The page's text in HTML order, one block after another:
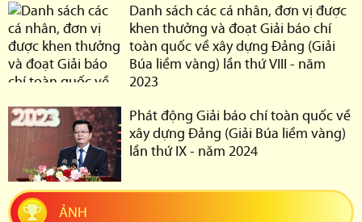
Danh sách các cá nhân, đơn vị được
khen thưởng và đoạt Giải báo chí
toàn quốc về xây dựng Đảng (Giải
Búa liềm vàng) lần thứ VIII - năm
2023
Phát động Giải báo chí toàn quốc về
xây dựng Đảng (Giải Búa liềm vàng)
lần thứ IX - năm 2024
ẢNH